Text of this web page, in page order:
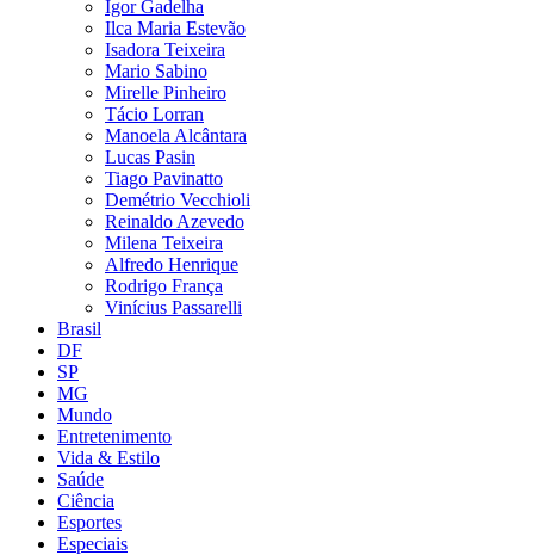
Igor Gadelha
Ilca Maria Estevão
Isadora Teixeira
Mario Sabino
Mirelle Pinheiro
Tácio Lorran
Manoela Alcântara
Lucas Pasin
Tiago Pavinatto
Demétrio Vecchioli
Reinaldo Azevedo
Milena Teixeira
Alfredo Henrique
Rodrigo França
Vinícius Passarelli
Brasil
DF
SP
MG
Mundo
Entretenimento
Vida & Estilo
Saúde
Ciência
Esportes
Especiais